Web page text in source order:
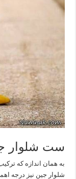
ست شلوار
به همان اندازه که
شلوار جین نیز درجه